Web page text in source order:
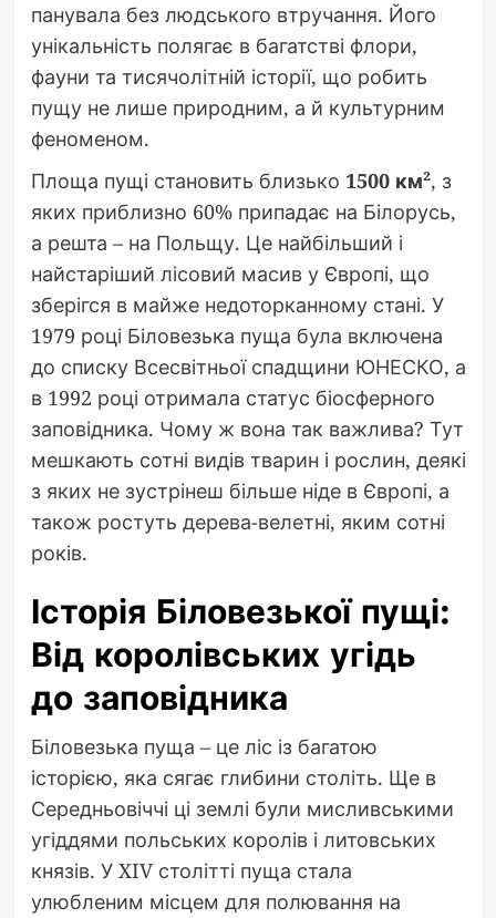
панувала без людського втручання. Його
унікальність полягає в багатстві флори,
фауни та тисячолітній історії, що робить
пущу не лише природним, а й культурним
феноменом.
Площа пущі становить близько 1500 км², з
яких приблизно 60% припадає на Білорусь,
а решта – на Польщу. Це найбільший і
найстаріший лісовий масив у Європі, що
зберігся в майже недоторканному стані. У
1979 році Біловезька пуща була включена
до списку Всесвітньої спадщини ЮНЕСКО, а
в 1992 році отримала статус біосферного
заповідника. Чому ж вона так важлива? Тут
мешкають сотні видів тварин і рослин, деякі
з яких не зустрінеш більше ніде в Європі, а
також ростуть дерева-велетні, яким сотні
років.
Історія Біловезької пущі:
Від королівських угідь
до заповідника
Біловезька пуща – це ліс із багатою
історією, яка сягає глибини століть. Ще в
Середньовіччі ці землі були мисливськими
угіддями польських королів і литовських
князів. У XIV столітті пуща стала
улюбленим місцем для полювання на